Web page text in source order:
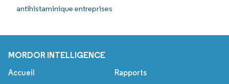
antihistaminique entreprises
MORDOR INTELLIGENCE
Accueil Rapports